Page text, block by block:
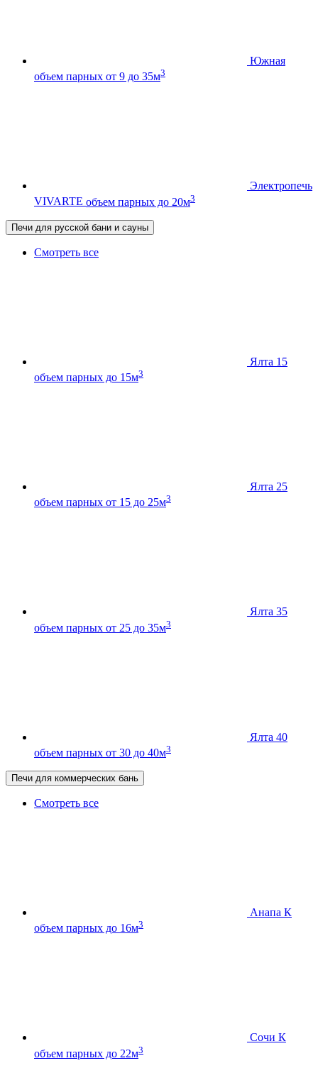
Южная
объем парных от 9 до 35м3
Электропечь
VIVARTE объем парных до 20м3
Печи для русской бани и сауны
Смотреть все
Ялта 15
объем парных до 15м3
Ялта 25
объем парных от 15 до 25м3
Ялта 35
объем парных от 25 до 35м3
Ялта 40
объем парных от 30 до 40м3
Печи для коммерческих бань
Смотреть все
Анапа К
объем парных до 16м3
Сочи К
объем парных до 22м3